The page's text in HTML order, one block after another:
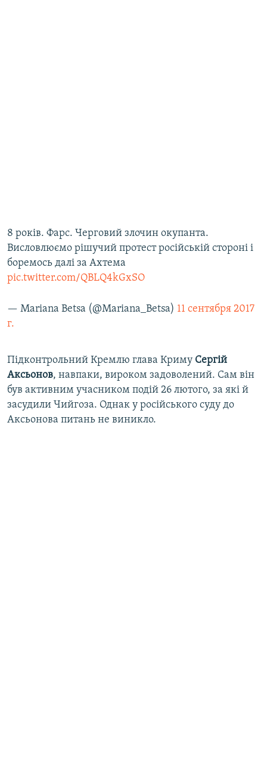
8 років. Фарс. Черговий злочин окупанта.
Висловлюємо рішучий протест російській стороні і
боремось далі за Ахтема
pic.twitter.com/QBLQ4kGxSO
— Mariana Betsa (@Mariana_Betsa) 11 сентября 2017
г.
Підконтрольний Кремлю глава Криму Сергій
Аксьонов, навпаки, вироком задоволений. Сам він
був активним учасником подій 26 лютого, за які й
засудили Чийгоза. Однак у російського суду до
Аксьонова питань не виникло.